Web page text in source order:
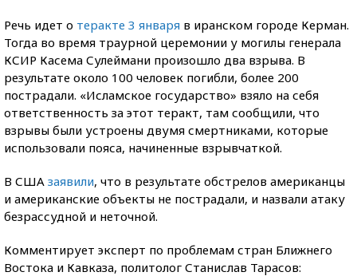
Речь идет о теракте 3 января в иранском городе Керман.
Тогда во время траурной церемонии у могилы генерала
КСИР Касема Сулеймани произошло два взрыва. В
результате около 100 человек погибли, более 200
пострадали. «Исламское государство» взяло на себя
ответственность за этот теракт, там сообщили, что
взрывы были устроены двумя смертниками, которые
использовали пояса, начиненные взрывчаткой.
В США заявили, что в результате обстрелов американцы
и американские объекты не пострадали, и назвали атаку
безрассудной и неточной.
Комментирует эксперт по проблемам стран Ближнего
Востока и Кавказа, политолог Станислав Тарасов: